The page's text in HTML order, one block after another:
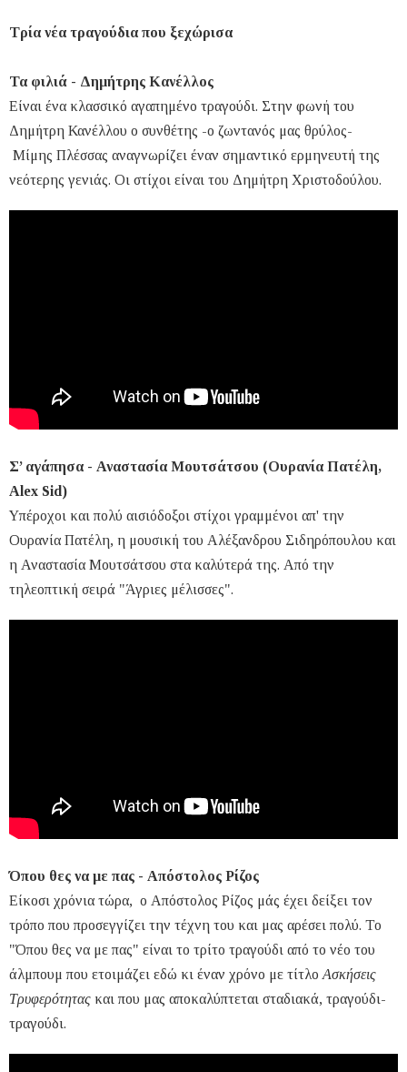
Τρία νέα τραγούδια που ξεχώρισα
Τα φιλιά - Δημήτρης Κανέλλος
Είναι ένα κλασσικό αγαπημένο τραγούδι. Στην φωνή του
Δημήτρη Κανέλλου ο συνθέτης -ο ζωντανός μας θρύλος-
Μίμης Πλέσσας αναγνωρίζει έναν σημαντικό ερμηνευτή της
νεότερης γενιάς. Οι στίχοι είναι του Δημήτρη Χριστοδούλου.
Σ’ αγάπησα - Αναστασία Μουτσάτσου (Ουρανία Πατέλη,
Alex Sid)
Υπέροχοι και πολύ αισιόδοξοι στίχοι γραμμένοι απ' την
Ουρανία Πατέλη, η μουσική του Αλέξανδρου Σιδηρόπουλου και
η Αναστασία Μουτσάτσου στα καλύτερά της. Από την
τηλεοπτική σειρά "Άγριες μέλισσες".
Όπου θες να με πας - Απόστολος Ρίζος
Είκοσι χρόνια τώρα, ο Απόστολος Ρίζος μάς έχει δείξει τον
τρόπο που προσεγγίζει την τέχνη του και μας αρέσει πολύ. Το
"Όπου θες να με πας" είναι το τρίτο τραγούδι από το νέο του
άλμπουμ που ετοιμάζει εδώ κι έναν χρόνο με τίτλο Ασκήσεις
Τρυφερότητας και που μας αποκαλύπτεται σταδιακά, τραγούδι-
τραγούδι.